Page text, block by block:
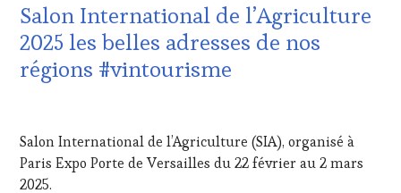
WINE
TASTING
VOUCHER,
WINE
TOURISM
TOUR
WINETASTINGVOUCHER.COM
TOURISME
EDITION
LES
CLÉS
DE
LA
HAUTE
Salon International de l’Agriculture
2025 les belles adresses de nos
régions #vintourisme
2025
Salon International de l’Agriculture (SIA), organisé à
Paris Expo Porte de Versailles du 22 février au 2 mars
2025.